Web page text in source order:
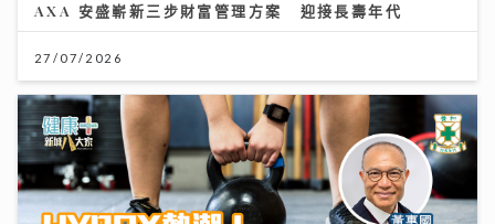
AXA 安盛嶄新三步財富管理方案 迎接長壽年代
27/07/2026